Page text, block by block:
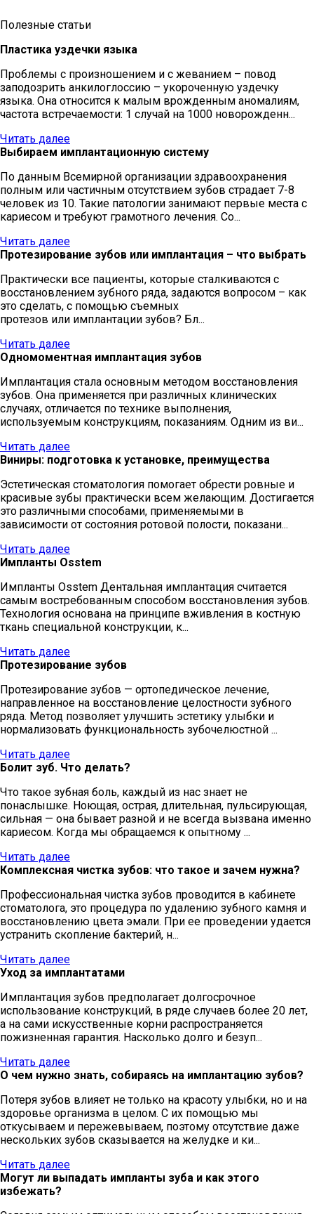
Полезные статьи
Пластика уздечки языка
Проблемы с произношением и с жеванием – повод
заподозрить анкилоглоссию – укороченную уздечку
языка. Она относится к малым врожденным аномалиям,
частота встречаемости: 1 случай на 1000 новорожденн...
Читать далее
Выбираем имплантационную систему
По данным Всемирной организации здравоохранения
полным или частичным отсутствием зубов страдает 7-8
человек из 10. Такие патологии занимают первые места с
кариесом и требуют грамотного лечения. Со...
Читать далее
Протезирование зубов или имплантация – что выбрать
Практически все пациенты, которые сталкиваются с
восстановлением зубного ряда, задаются вопросом – как
это сделать, с помощью съемных
протезов или имплантации зубов? Бл...
Читать далее
Одномоментная имплантация зубов
Имплантация стала основным методом восстановления
зубов. Она применяется при различных клинических
случаях, отличается по технике выполнения,
используемым конструкциям, показаниям. Одним из ви...
Читать далее
Виниры: подготовка к установке, преимущества
Эстетическая стоматология помогает обрести ровные и
красивые зубы практически всем желающим. Достигается
это различными способами, применяемыми в
зависимости от состояния ротовой полости, показани...
Читать далее
Импланты Osstem
Импланты Osstem Дентальная имплантация считается
самым востребованным способом восстановления зубов.
Технология основана на принципе вживления в костную
ткань специальной конструкции, к...
Читать далее
Протезирование зубов
Протезирование зубов — ортопедическое лечение,
направленное на восстановление целостности зубного
ряда. Метод позволяет улучшить эстетику улыбки и
нормализовать функциональность зубочелюстной ...
Читать далее
Болит зуб. Что делать?
Что такое зубная боль, каждый из нас знает не
понаслышке. Ноющая, острая, длительная, пульсирующая,
сильная — она бывает разной и не всегда вызвана именно
кариесом. Когда мы обращаемся к опытному ...
Читать далее
Комплексная чистка зубов: что такое и зачем нужна?
Профессиональная чистка зубов проводится в кабинете
стоматолога, это процедура по удалению зубного камня и
восстановлению цвета эмали. При ее проведении удается
устранить скопление бактерий, н...
Читать далее
Уход за имплантатами
Имплантация зубов предполагает долгосрочное
использование конструкций, в ряде случаев более 20 лет,
а на сами искусственные корни распространяется
пожизненная гарантия. Насколько долго и безуп...
Читать далее
О чем нужно знать, собираясь на имплантацию зубов?
Потеря зубов влияет не только на красоту улыбки, но и на
здоровье организма в целом. С их помощью мы
откусываем и пережевываем, поэтому отсутствие даже
нескольких зубов сказывается на желудке и ки...
Читать далее
Могут ли выпадать импланты зуба и как этого
избежать?